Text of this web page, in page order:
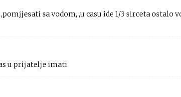
sa vodom, ,u casu ide 1/3 sirceta ostalo
u prijatelje imati